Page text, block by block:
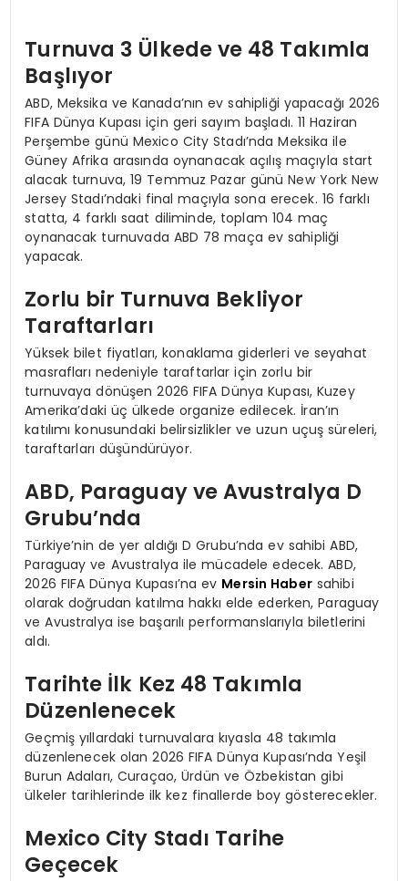
Turnuva 3 Ülkede ve 48 Takımla
Başlıyor
ABD, Meksika ve Kanada’nın ev sahipliği yapacağı 2026
FIFA Dünya Kupası için geri sayım başladı. 11 Haziran
Perşembe günü Mexico City Stadı’nda Meksika ile
Güney Afrika arasında oynanacak açılış maçıyla start
alacak turnuva, 19 Temmuz Pazar günü New York New
Jersey Stadı’ndaki final maçıyla sona erecek. 16 farklı
statta, 4 farklı saat diliminde, toplam 104 maç
oynanacak turnuvada ABD 78 maça ev sahipliği
yapacak.
Zorlu bir Turnuva Bekliyor
Taraftarları
Yüksek bilet fiyatları, konaklama giderleri ve seyahat
masrafları nedeniyle taraftarlar için zorlu bir
turnuvaya dönüşen 2026 FIFA Dünya Kupası, Kuzey
Amerika’daki üç ülkede organize edilecek. İran’ın
katılımı konusundaki belirsizlikler ve uzun uçuş süreleri,
taraftarları düşündürüyor.
ABD, Paraguay ve Avustralya D
Grubu’nda
Türkiye’nin de yer aldığı D Grubu’nda ev sahibi ABD,
Paraguay ve Avustralya ile mücadele edecek. ABD,
2026 FIFA Dünya Kupası’na ev Mersin Habersahibi
olarak doğrudan katılma hakkı elde ederken, Paraguay
ve Avustralya ise başarılı performanslarıyla biletlerini
aldı.
Tarihte İlk Kez 48 Takımla
Düzenlenecek
Geçmiş yıllardaki turnuvalara kıyasla 48 takımla
düzenlenecek olan 2026 FIFA Dünya Kupası’nda Yeşil
Burun Adaları, Curaçao, Ürdün ve Özbekistan gibi
ülkeler tarihlerinde ilk kez finallerde boy gösterecekler.
Mexico City Stadı Tarihe
Geçecek